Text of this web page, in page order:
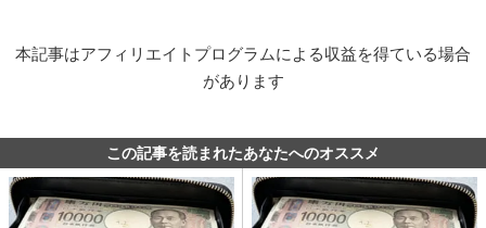
本記事はアフィリエイトプログラムによる収益を得ている場合
があります
この記事を読まれたあなたへのオススメ